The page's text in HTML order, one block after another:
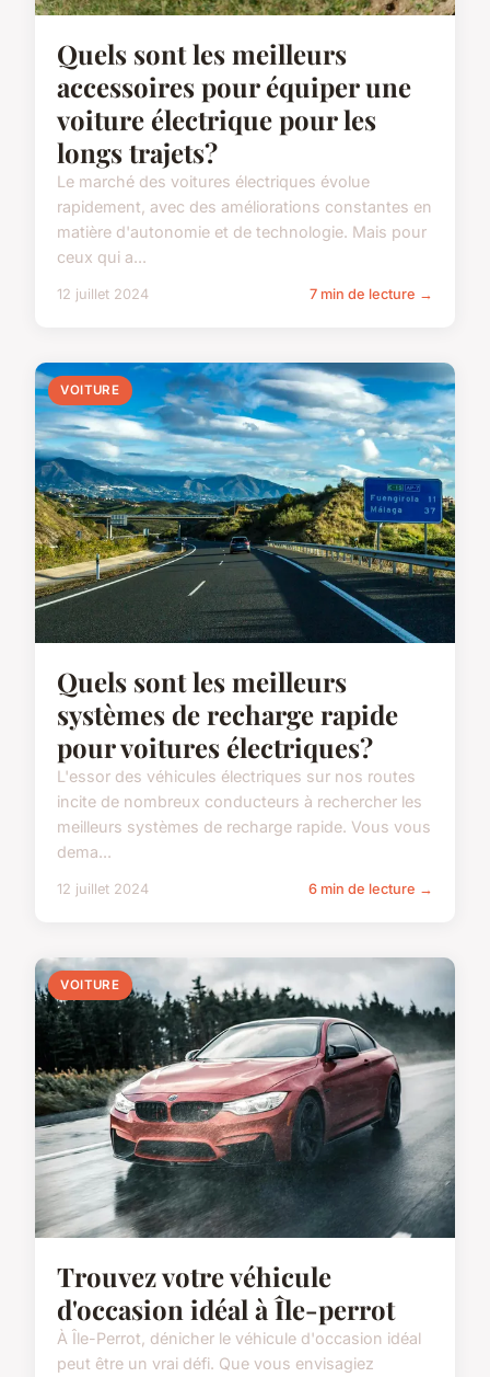
Quels sont les meilleurs
accessoires pour équiper une
voiture électrique pour les
longs trajets?
Le marché des voitures électriques évolue
rapidement, avec des améliorations constantes en
matière d'autonomie et de technologie. Mais pour
ceux qui a...
12 juillet 2024 7 min de lecture →
VOITURE
Quels sont les meilleurs
systèmes de recharge rapide
pour voitures électriques?
L'essor des véhicules électriques sur nos routes
incite de nombreux conducteurs à rechercher les
meilleurs systèmes de recharge rapide. Vous vous
dema...
12 juillet 2024 6 min de lecture →
VOITURE
Trouvez votre véhicule
d'occasion idéal à Île-perrot
À Île-Perrot, dénicher le véhicule d'occasion idéal
peut être un vrai défi. Que vous envisagiez